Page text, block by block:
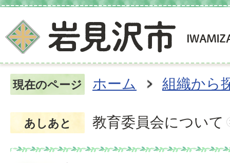
現在のページ ホーム 組織から
あしあと 教育委員会について